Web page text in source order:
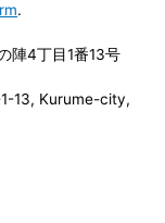
.
陣4丁目1番13号
13, Kurume-city,